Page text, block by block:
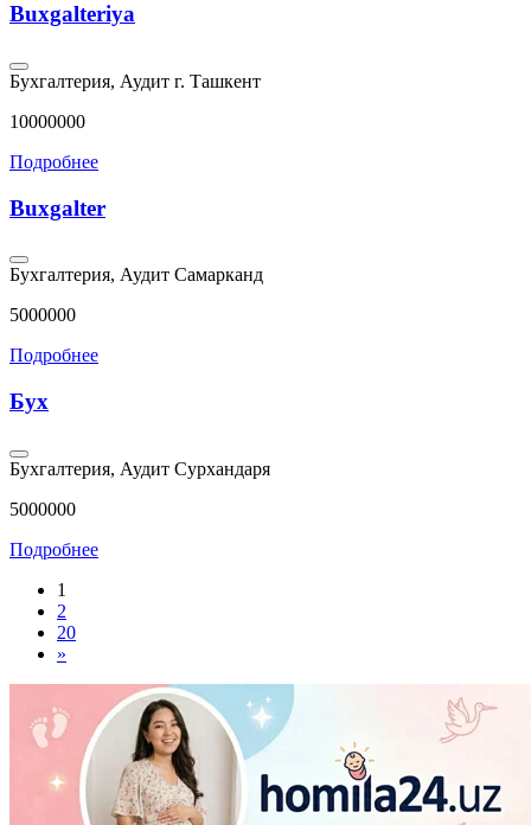
Buxgalteriya
Бухгалтерия, Аудит г. Ташкент
10000000
Подробнее
Buxgalter
Бухгалтерия, Аудит Самарканд
5000000
Подробнее
Бух
Бухгалтерия, Аудит Сурхандаря
5000000
Подробнее
1
2
20
»